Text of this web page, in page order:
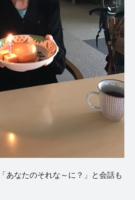
あなたのそれな～に？」と会話も